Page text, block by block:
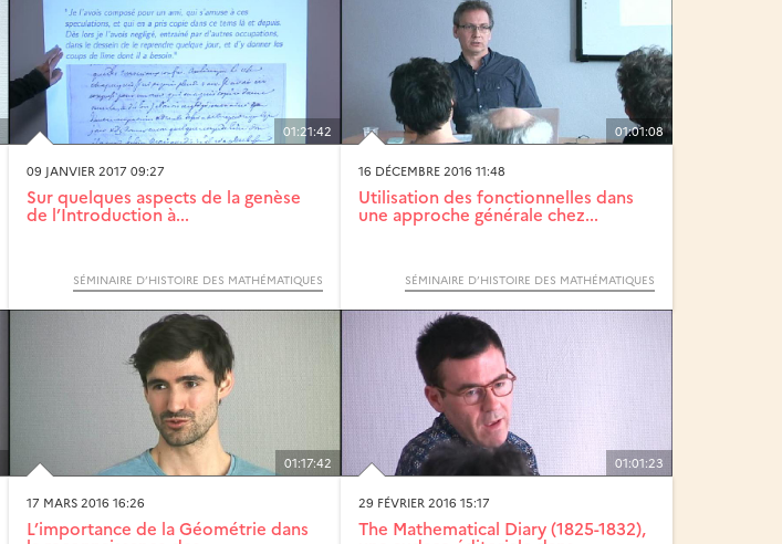
01:21:42
09 JANVIER 2017 09:27
Sur quelques aspects de la genèse
de l’Introduction à...
SÉMINAIRE D’HISTOIRE DES MATHÉMATIQUES
01:01:08
16 DÉCEMBRE 2016 11:48
Utilisation des fonctionnelles dans
une approche générale chez...
SÉMINAIRE D’HISTOIRE DES MATHÉMATIQUES
01:17:42
17 MARS 2016 16:26
L’importance de la Géométrie dans
01:01:23
29 FÉVRIER 2016 15:17
The Mathematical Diary (1825-1832),